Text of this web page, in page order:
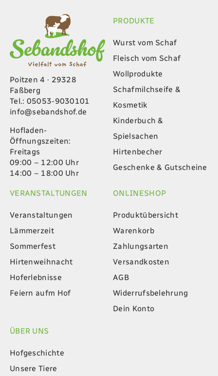
Poitzen 4 · 29328
Faßberg
Tel.: 05053-9030101
info@sebandshof.de
Hofladen-
Öffnungszeiten:
Freitags
09:00 – 12:00 Uhr
14:00 – 18:00 Uhr
PRODUKTE
Wurst vom Schaf
Fleisch vom Schaf
Wollprodukte
Schafmilchseife &
Kosmetik
Kinderbuch &
Spielsachen
Hirtenbecher
Geschenke & Gutscheine
VERANSTALTUNGEN
Veranstaltungen
Lämmerzeit
Sommerfest
Hirtenweihnacht
Hoferlebnisse
Feiern aufm Hof
ONLINESHOP
Produktübersicht
Warenkorb
Zahlungsarten
Versandkosten
AGB
Widerrufsbelehrung
Dein Konto
ÜBER UNS
Hofgeschichte
Unsere Tiere